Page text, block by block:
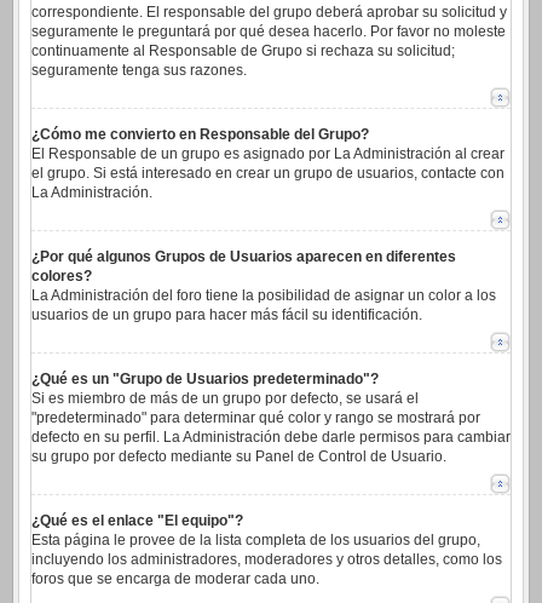
correspondiente. El responsable del grupo deberá aprobar su solicitud y
seguramente le preguntará por qué desea hacerlo. Por favor no moleste
continuamente al Responsable de Grupo si rechaza su solicitud;
seguramente tenga sus razones.
¿Cómo me convierto en Responsable del Grupo?
El Responsable de un grupo es asignado por La Administración al crear
el grupo. Si está interesado en crear un grupo de usuarios, contacte con
La Administración.
¿Por qué algunos Grupos de Usuarios aparecen en diferentes
colores?
La Administración del foro tiene la posibilidad de asignar un color a los
usuarios de un grupo para hacer más fácil su identificación.
¿Qué es un "Grupo de Usuarios predeterminado"?
Si es miembro de más de un grupo por defecto, se usará el
"predeterminado" para determinar qué color y rango se mostrará por
defecto en su perfil. La Administración debe darle permisos para cambiar
su grupo por defecto mediante su Panel de Control de Usuario.
¿Qué es el enlace "El equipo"?
Esta página le provee de la lista completa de los usuarios del grupo,
incluyendo los administradores, moderadores y otros detalles, como los
foros que se encarga de moderar cada uno.